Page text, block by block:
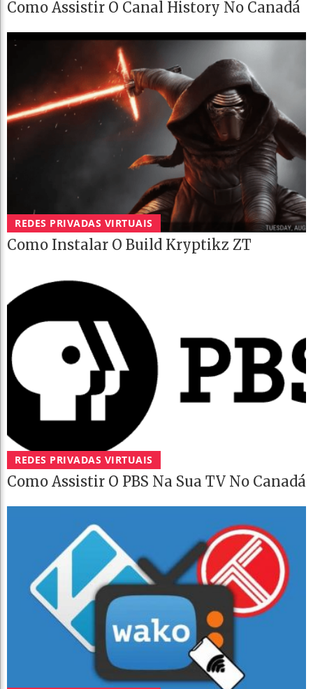
Como Assistir O Canal History No Canadá
REDES PRIVADAS VIRTUAIS
Como Instalar O Build Kryptikz ZT
REDES PRIVADAS VIRTUAIS
Como Assistir O PBS Na Sua TV No Canadá